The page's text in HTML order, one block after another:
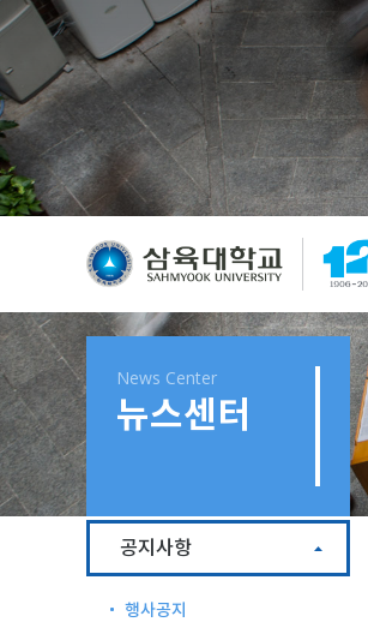
News Center
뉴스센터
공지사항
행사공지